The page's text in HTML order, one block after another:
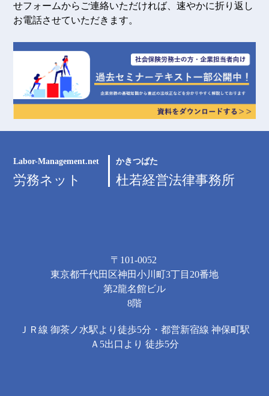
せフォームからご連絡いただければ、速やかに折り返し
お電話させていただきます。
Labor-Management.net
労務ネット
かきつばた
杜若経営法律事務所
〒101-0052
東京都千代田区神田小川町3丁目20番地
第2龍名館ビル
8階
ＪＲ線 御茶ノ水駅より徒歩5分・都営新宿線 神保町駅
Ａ5出口より 徒歩5分